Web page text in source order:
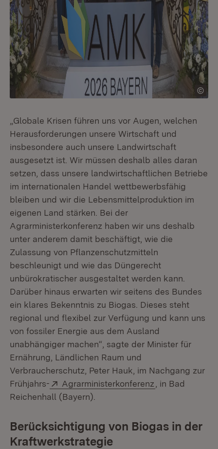
„Globale Krisen führen uns vor Augen, welchen
Herausforderungen unsere Wirtschaft und
insbesondere auch unsere Landwirtschaft
ausgesetzt ist. Wir müssen deshalb alles daran
setzen, dass unsere landwirtschaftlichen Betriebe
im internationalen Handel wettbewerbsfähig
bleiben und wir die Lebensmittelproduktion im
eigenen Land stärken. Bei der
Agrarministerkonferenz haben wir uns deshalb
unter anderem damit beschäftigt, wie die
Zulassung von Pflanzenschutzmitteln
beschleunigt und wie das Düngerecht
unbürokratischer ausgestaltet werden kann.
Darüber hinaus erwarten wir seitens des Bundes
ein klares Bekenntnis zu Biogas. Dieses steht
regional und flexibel zur Verfügung und kann uns
von fossiler Energie aus dem Ausland
unabhängiger machen“, sagte der Minister für
Ernährung, Ländlichen Raum und
Verbraucherschutz, Peter Hauk, im Nachgang zur
Frühjahrs-
Extern:
Agrarministerkonferenz (Öffnet in
, in Bad
Reichenhall (Bayern).
Berücksichtigung von Biogas in der
Kraftwerkstrategie